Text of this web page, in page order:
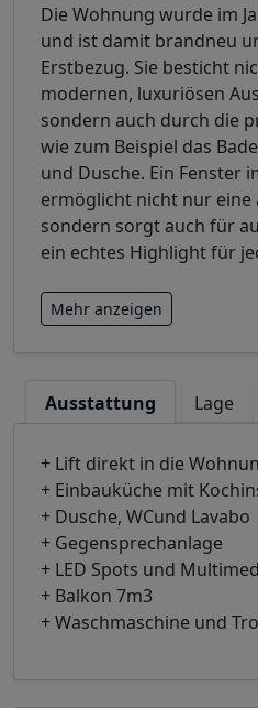
Die Wohnung wurde im
und ist damit brandneu
Erstbezug. Sie besticht
modernen, luxuriösen
sondern auch durch die
wie zum Beispiel das
und Dusche. Ein Fenster
ermöglicht nicht nur eine
sondern sorgt auch für
ein echtes Highlight für
Mehr anzeigen
Ausstattung Lage
+ Lift direkt in die
+ Einbauküche mit
+ Dusche, WCund Lavabo
+ Gegensprechanlage
+ LED Spots und
+ Balkon 7m3
+ Waschmaschine und